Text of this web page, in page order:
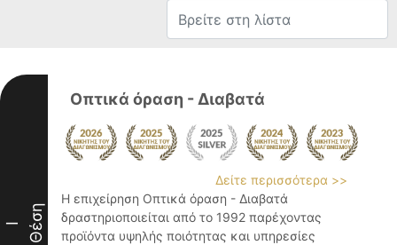
I Θέση
Οπτικά όραση - Διαβατά
Δείτε περισσότερα >>
Η επιχείρηση Οπτικά όραση - Διαβατά
δραστηριοποιείται από το 1992 παρέχοντας
προϊόντα υψηλής ποιότητας και υπηρεσίες